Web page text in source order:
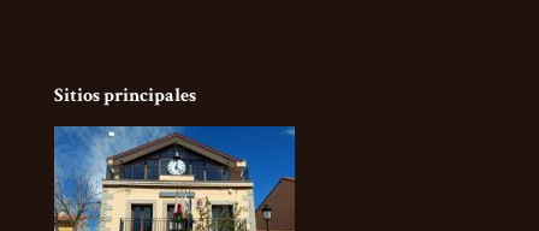
Sitios principales